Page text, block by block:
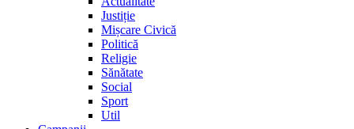
Justiție
Mișcare Civică
Politică
Religie
Sănătate
Social
Sport
Util